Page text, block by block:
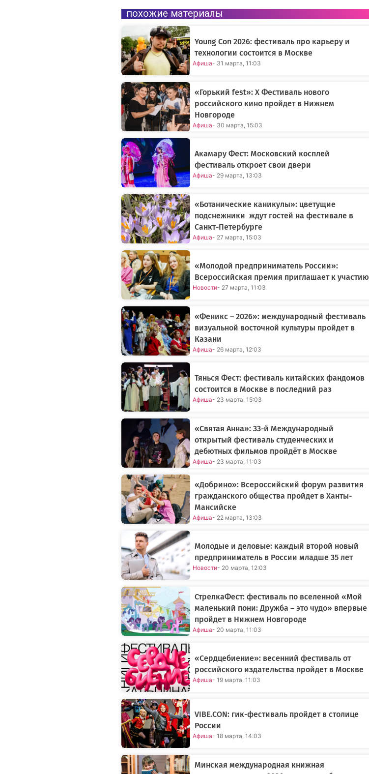
похожие материалы
Young Con 2026: фестиваль про карьеру и
технологии состоится в Москве
Афиша- 31 марта, 11:03
«Горький fest»: X Фестиваль нового
российского кино пройдет в Нижнем
Новгороде
Афиша- 30 марта, 15:03
Акамару Фест: Московский косплей
фестиваль откроет свои двери
Афиша- 29 марта, 13:03
«Ботанические каникулы»: цветущие
подснежники ждут гостей на фестивале в
Санкт-Петербурге
Афиша- 27 марта, 15:03
«Молодой предприниматель России»:
Всероссийская премия приглашает к участию
Новости- 27 марта, 11:03
«Феникс – 2026»: международный фестиваль
визуальной восточной культуры пройдет в
Казани
Афиша- 26 марта, 12:03
Тянься Фест: фестиваль китайских фандомов
состоится в Москве в последний раз
Афиша- 23 марта, 15:03
«Святая Анна»: 33-й Международный
открытый фестиваль студенческих и
дебютных фильмов пройдёт в Москве
Афиша- 23 марта, 11:03
«Добрино»: Всероссийский форум развития
гражданского общества пройдет в Ханты-
Мансийске
Афиша- 22 марта, 13:03
Молодые и деловые: каждый второй новый
предприниматель в России младше 35 лет
Новости- 20 марта, 12:03
СтрелкаФест: фестиваль по вселенной «Мой
маленький пони: Дружба – это чудо» впервые
пройдет в Нижнем Новгороде
Афиша- 20 марта, 11:03
«Сердцебиение»: весенний фестиваль от
российского издательства пройдет в Москве
Афиша- 19 марта, 11:03
VIBE.CON: гик-фестиваль пройдет в столице
России
Афиша- 18 марта, 14:03
Минская международная книжная